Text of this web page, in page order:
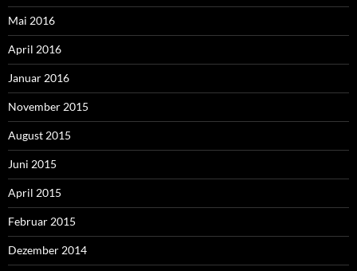
Mai 2016
April 2016
Januar 2016
November 2015
August 2015
Juni 2015
April 2015
Februar 2015
Dezember 2014